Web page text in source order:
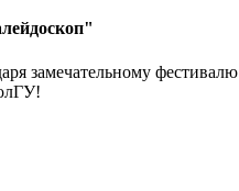
замечательному